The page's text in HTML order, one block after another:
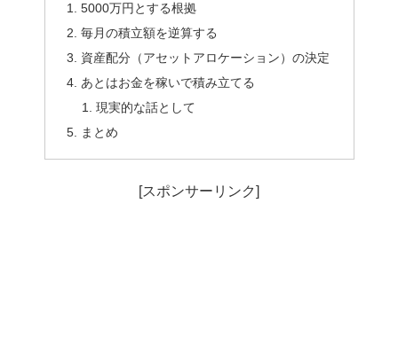
5000万円とする根拠
毎月の積立額を逆算する
資産配分（アセットアロケーション）の決定
あとはお金を稼いで積み立てる
現実的な話として
まとめ
[スポンサーリンク]